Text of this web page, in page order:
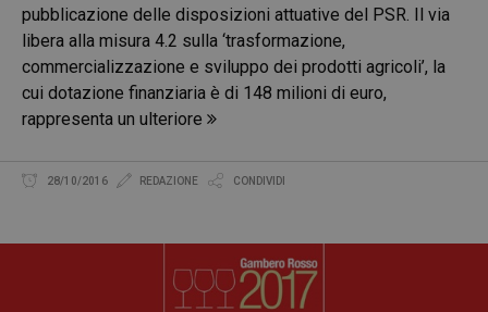
pubblicazione delle disposizioni attuative del PSR. Il via
libera alla misura 4.2 sulla ‘trasformazione,
commercializzazione e sviluppo dei prodotti agricoli’, la
cui dotazione finanziaria è di 148 milioni di euro,
rappresenta un ulteriore
28/10/2016 REDAZIONE CONDIVIDI